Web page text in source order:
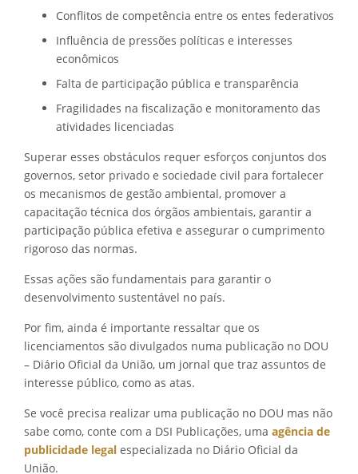
Conflitos de competência entre os entes federativos
Influência de pressões políticas e interesses
econômicos
Falta de participação pública e transparência
Fragilidades na fiscalização e monitoramento das
atividades licenciadas
Superar esses obstáculos requer esforços conjuntos dos
governos, setor privado e sociedade civil para fortalecer
os mecanismos de gestão ambiental, promover a
capacitação técnica dos órgãos ambientais, garantir a
participação pública efetiva e assegurar o cumprimento
rigoroso das normas.
Essas ações são fundamentais para garantir o
desenvolvimento sustentável no país.
Por fim, ainda é importante ressaltar que os
licenciamentos são divulgados numa publicação no DOU
– Diário Oficial da União, um jornal que traz assuntos de
interesse público, como as atas.
Se você precisa realizar uma publicação no DOU mas não
sabe como, conte com a DSI Publicações, uma agência de
publicidade legal especializada no Diário Oficial da
União.